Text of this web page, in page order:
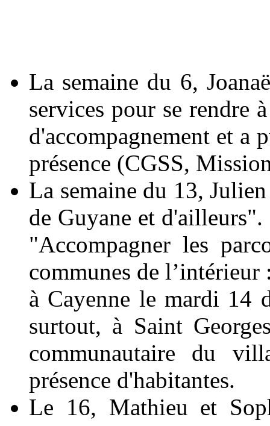
La semaine du 6,
services pour se rendre
d'accompagnement et a
présence (CGSS,
La semaine du 13,
de Guyane et
"Accompagner les
communes de
à Cayenne le mardi 14
surtout, à Saint
communautaire du
présence d'habitantes.
Le 16, Mathieu et